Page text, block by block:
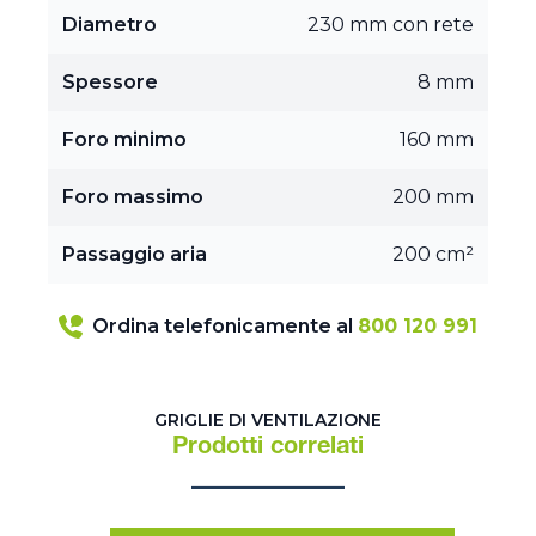
Diametro 230 mm con rete
Spessore 8 mm
Foro minimo 160 mm
Foro massimo 200 mm
Passaggio aria 200 cm²
Ordina telefonicamente al 800 120 991
GRIGLIE DI VENTILAZIONE
Prodotti correlati